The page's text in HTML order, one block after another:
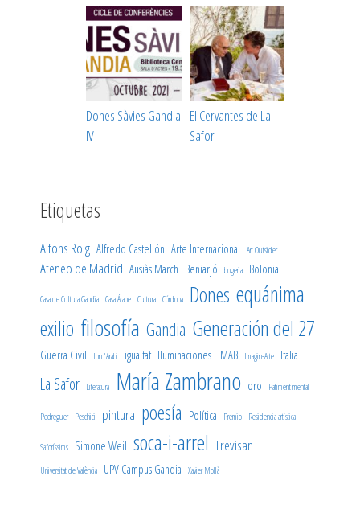
Dones Sàvies Gandia
IV
El Cervantes de La
Safor
Etiquetas
Alfons Roig Alfredo Castellón Arte Internacional Art Outsider
Ateneo de Madrid Ausiàs March Beniarjó bogeria Bolonia
Casa de Cultura Gandia Casa Árabe Cultura Córdoba Dones equánima
exilio filosofía Gandia Generación del 27
Guerra Civil Ibn 'Arabi igualtat Iluminaciones IMAB Imagin-Arte Italia
La Safor Literatura María Zambrano oro Patiment mental
Pedreguer Peschici pintura poesía Política Premio Residencia artística
Saforíssims Simone Weil soca-i-arrel Trevisan
Universitat de València UPV Campus Gandia Xavier Mollà